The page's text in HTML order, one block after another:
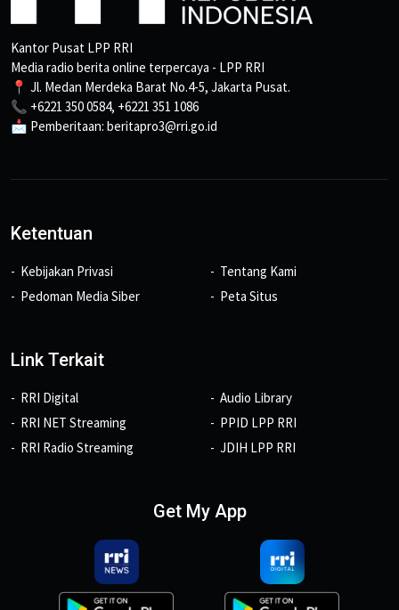
Kantor Pusat LPP RRI
Media radio berita online terpercaya - LPP RRI
📍 Jl. Medan Merdeka Barat No.4-5, Jakarta Pusat.
📞 +6221 350 0584, +6221 351 1086
📩 Pemberitaan: beritapro3@rri.go.id
Ketentuan
Kebijakan Privasi
Pedoman Media Siber
Tentang Kami
Peta Situs
Link Terkait
RRI Digital
RRI NET Streaming
RRI Radio Streaming
Audio Library
PPID LPP RRI
JDIH LPP RRI
Get My App